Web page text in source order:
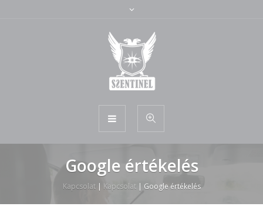
Google értékelés
Kapcsolat| Kapcsolat| Google értékelés